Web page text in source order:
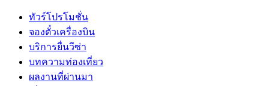
ทัวร์โปรโมชั่น
จองตั๋วเครื่องบิน
บริการยื่นวีซ่า
บทความท่องเที่ยว
ผลงานที่ผ่านมา